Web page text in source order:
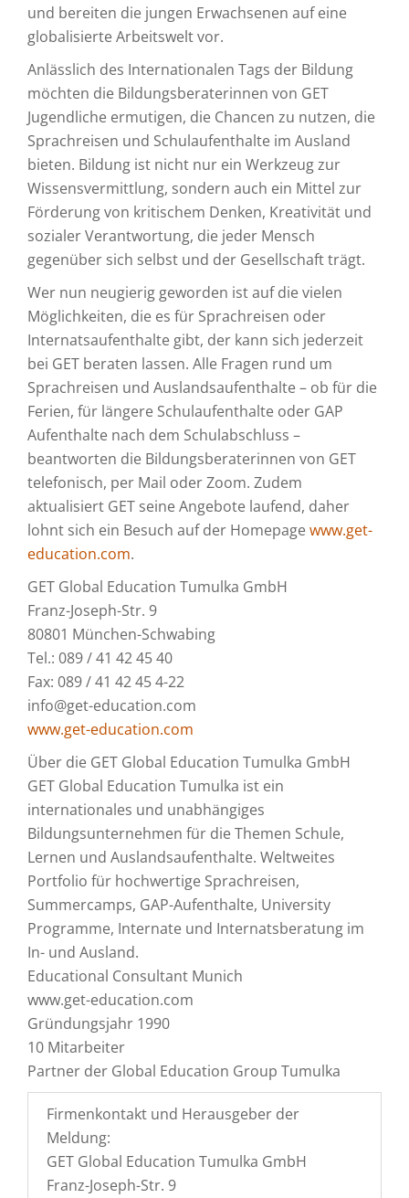
und bereiten die jungen Erwachsenen auf eine
globalisierte Arbeitswelt vor.
Anlässlich des Internationalen Tags der Bildung
möchten die Bildungsberaterinnen von GET
Jugendliche ermutigen, die Chancen zu nutzen, die
Sprachreisen und Schulaufenthalte im Ausland
bieten. Bildung ist nicht nur ein Werkzeug zur
Wissensvermittlung, sondern auch ein Mittel zur
Förderung von kritischem Denken, Kreativität und
sozialer Verantwortung, die jeder Mensch
gegenüber sich selbst und der Gesellschaft trägt.
Wer nun neugierig geworden ist auf die vielen
Möglichkeiten, die es für Sprachreisen oder
Internatsaufenthalte gibt, der kann sich jederzeit
bei GET beraten lassen. Alle Fragen rund um
Sprachreisen und Auslandsaufenthalte – ob für die
Ferien, für längere Schulaufenthalte oder GAP
Aufenthalte nach dem Schulabschluss –
beantworten die Bildungsberaterinnen von GET
telefonisch, per Mail oder Zoom. Zudem
aktualisiert GET seine Angebote laufend, daher
lohnt sich ein Besuch auf der Homepagewww.get-
education.com.
GET Global Education Tumulka GmbH
Franz-Joseph-Str. 9
80801 München-Schwabing
Tel.: 089 / 41 42 45 40
Fax: 089 / 41 42 45 4-22
info@get-education.com
www.get-education.com
Über die GET Global Education Tumulka GmbH
GET Global Education Tumulka ist ein
internationales und unabhängiges
Bildungsunternehmen für die Themen Schule,
Lernen und Auslandsaufenthalte. Weltweites
Portfolio für hochwertige Sprachreisen,
Summercamps, GAP-Aufenthalte, University
Programme, Internate und Internatsberatung im
In- und Ausland.
Educational Consultant Munich
www.get-education.com
Gründungsjahr 1990
10 Mitarbeiter
Partner der Global Education Group Tumulka
Firmenkontakt und Herausgeber der
Meldung:
GET Global Education Tumulka GmbH
Franz-Joseph-Str. 9